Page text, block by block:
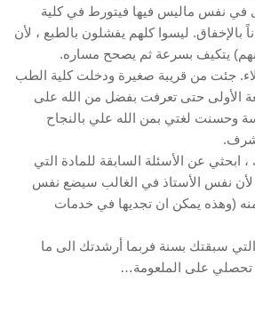
في نفس ماليس فيها فيتورط في كلية
بالإخفاق. ليسوا كلهم يفشلون بالطبع ، لأن
يتكيف بسرعة ثم يصحح مساره.
جئت من قريبة صغيرة ودخلت كلية الطب
الأولى حتى تعرفت بفضل من الله على
وحسنت لغتي بمن الله علي بالنجاح
عن الأسئلة السابقة للمادة التي
لأن نفس الأستاذ في الغالب سيضع نفس
(وهذه يمكن ان تجديها في خدمات
سبقتك بسنة فربما أرشدتك الى ما
تحصلي على الملعومة…